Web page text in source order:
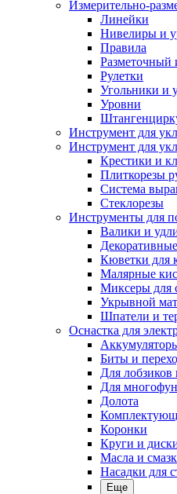
Измерительно-
Линейки
Нивелиры и
Правила
Разметочный
Рулетки
Угольники и
Уровни
Инструмент для
Инструмент для
Крестики и
Плиткорезы
Система
Стеклорезы
Инструменты для
Валики и
Кюветки для
Малярные
Миксеры для
Укрывной
Шпатели и
Оснастка для
Биты и
Для
Для
Долота
Коронки
Круги и
Масла и
Насадки для
Еще